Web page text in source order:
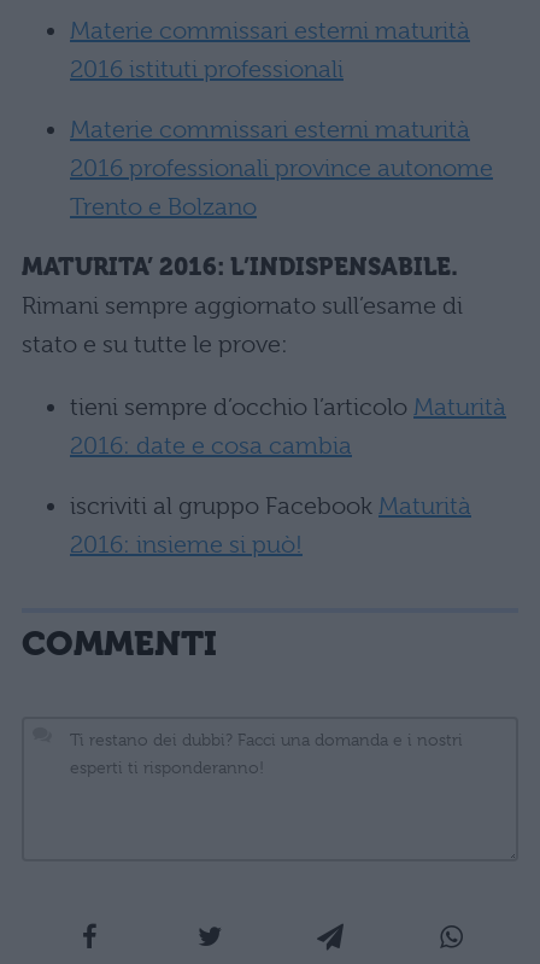
Materie commissari esterni maturità
2016 istituti professionali
Materie commissari esterni maturità
2016 professionali province autonome
Trento e Bolzano
MATURITA’ 2016: L’INDISPENSABILE.
Rimani sempre aggiornato sull’esame di
stato e su tutte le prove:
tieni sempre d’occhio l’articolo Maturità
2016: date e cosa cambia
iscriviti al gruppo Facebook Maturità
2016: insieme si può!
COMMENTI